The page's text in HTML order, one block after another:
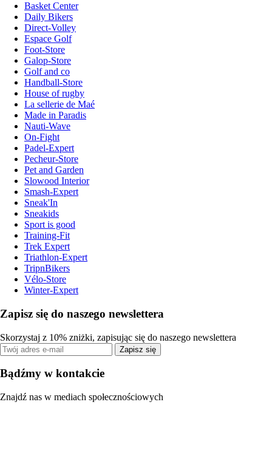
Basket Center
Daily Bikers
Direct-Volley
Espace Golf
Foot-Store
Galop-Store
Golf and co
Handball-Store
House of rugby
La sellerie de Maé
Made in Paradis
Nauti-Wave
On-Fight
Padel-Expert
Pecheur-Store
Pet and Garden
Slowood Interior
Smash-Expert
Sneak'In
Sneakids
Sport is good
Training-Fit
Trek Expert
Triathlon-Expert
TripnBikers
Vélo-Store
Winter-Expert
Zapisz się do naszego newslettera
Skorzystaj z 10% zniżki, zapisując się do naszego newslettera
Zapisz się
Bądźmy w kontakcie
Znajdź nas w mediach społecznościowych